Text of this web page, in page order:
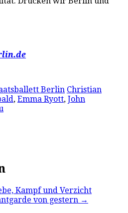
Berlin Christian
, Emma Ryott, John
Kampf und Verzicht
von gestern →